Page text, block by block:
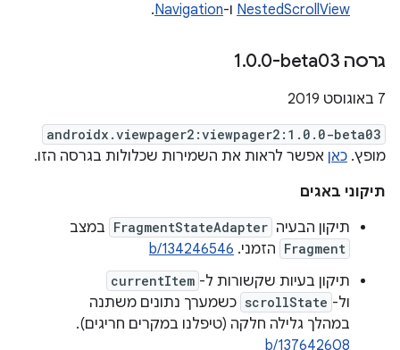
NestedScrollView ו-Navigation
.
גרסה ‎1 .0.0-beta03
‫7 באוגוסט 2019
androidx.viewpager2:viewpager2:1.0.0-beta03
מופץ. כאן אפשר לראות את השמירות שכלולות בגרסה הזו.
תיקוני באגים
תיקון הבעיה FragmentStateAdapter במצב
Fragment הזמני. b/134246546
תיקון בעיות שקשורות ל- currentItem
ול- scrollState כשמערך נתונים משתנה
במהלך גלילה חלקה (טיפלנו במקרים חריגים).
b/137642608